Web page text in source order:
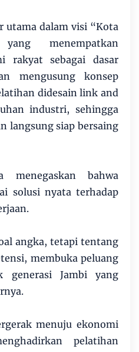
utama dalam visi “Kota
menempatkan
rakyat sebagai dasar
mengusung konsep
didesain link and
industri, sehingga
langsung siap bersaing
menegaskan bahwa
solusi nyata terhadap
angka, tetapi tentang
membuka peluang
generasi Jambi yang
menuju ekonomi
pelatihan